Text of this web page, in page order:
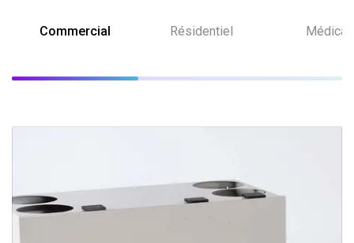
Commercial Résidentiel Médical